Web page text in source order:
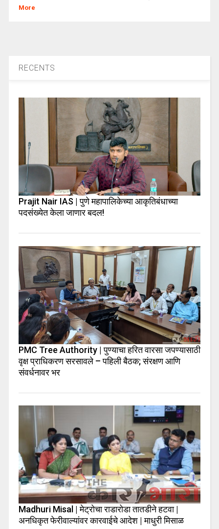
More
RECENTS
Prajit Nair IAS | पुणे महापालिकेच्या आकृतिबंधाच्या
पदसंख्येत केला जाणार बदल!
PMC Tree Authority | पुण्याचा हरित वारसा जपण्यासाठी
वृक्ष प्राधिकरण सरसावले – पहिली बैठक; संरक्षण आणि
संवर्धनावर भर
Madhuri Misal | मेट्रोचा राडारोडा तातडीने हटवा |
अनधिकृत फेरीवाल्यांवर कारवाईचे आदेश | माधुरी मिसाळ